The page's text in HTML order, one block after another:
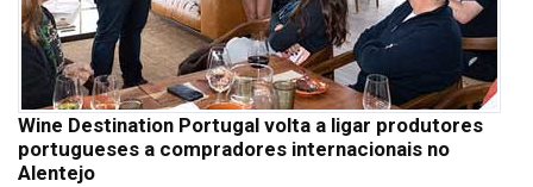
Wine Destination Portugal volta a ligar produtores
portugueses a compradores internacionais no
Alentejo